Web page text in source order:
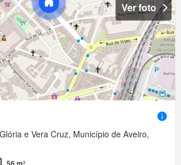
Ver foto
e Vera Cruz, Município de Aveiro,